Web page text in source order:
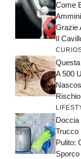
Come
Grazie
Il
A 500
Doccia
Trucco
Pulito:
Sporco